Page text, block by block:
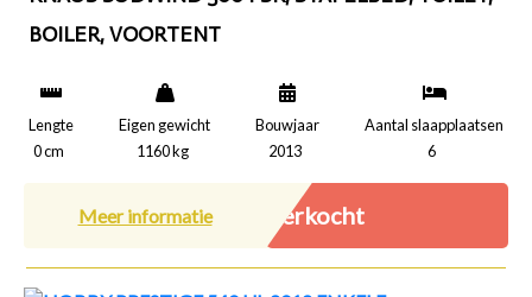
BOILER, VOORTENT
Lengte
0 cm
Eigen gewicht
1160 kg
Bouwjaar
2013
Aantal slaapplaatsen
6
Meer informatie Verkocht